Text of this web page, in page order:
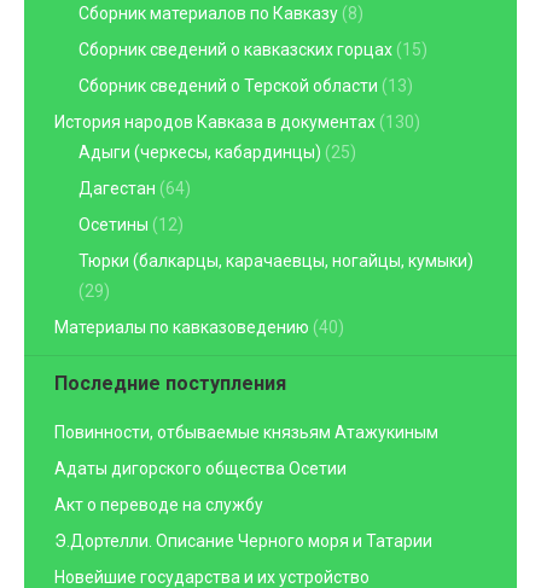
Сборник материалов по Кавказу (8)
Сборник сведений о кавказских горцах (15)
Сборник сведений о Терской области (13)
История народов Кавказа в документах (130)
Адыги (черкесы, кабардинцы) (25)
Дагестан (64)
Осетины (12)
Тюрки (балкарцы, карачаевцы, ногайцы, кумыки)
(29)
Материалы по кавказоведению (40)
Последние поступления
Повинности, отбываемые князьям Атажукиным
Адаты дигорского общества Осетии
Акт о переводе на службу
Э.Дортелли. Описание Черного моря и Татарии
Новейшие государства и их устройство